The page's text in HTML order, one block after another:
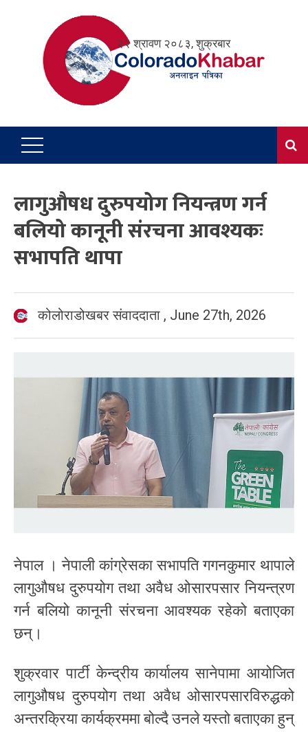
२२ श्रावण २०८३, शुक्रबार
लागुऔषध दुरुपयोग नियन्त्रण गर्न
बलियो कानूनी संरचना आवश्यकः
सभापति थापा
कोलोराडोखबर संवाददाता , June 27th, 2026
नेपाल । नेपाली कांग्रेसका सभापति गगनकुमार थापाले
लागुऔषध दुरुपयोग तथा अवैध ओसारपसार नियन्त्रण
गर्न बलियो कानूनी संरचना आवश्यक रहेको बताएका
छन्।
शुक्रवार पार्टी केन्द्रीय कार्यालय सानेपामा आयोजित
लागुऔषध दुरुपयोग तथा अवैध ओसारपसारविरुद्धको
अन्तरक्रिया कार्यक्रममा बोल्दै उनले यस्तो बताएका हुन्